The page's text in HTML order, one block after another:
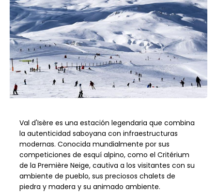
Val d'Isère es una estación legendaria que combina
la autenticidad saboyana con infraestructuras
modernas. Conocida mundialmente por sus
competiciones de esquí alpino, como el Critérium
de la Première Neige, cautiva a los visitantes con su
ambiente de pueblo, sus preciosos chalets de
piedra y madera y su animado ambiente.